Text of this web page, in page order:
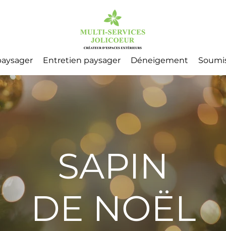
Entretien paysager Déneigement
SAPIN
DE NOËL